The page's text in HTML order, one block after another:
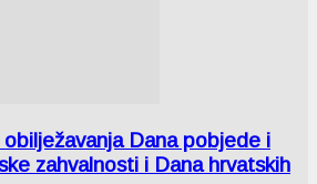
Dana pobjede i
zahvalnosti i Dana hrvatskih